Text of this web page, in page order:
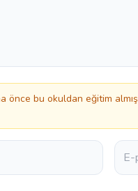
önce bu okuldan eğitim